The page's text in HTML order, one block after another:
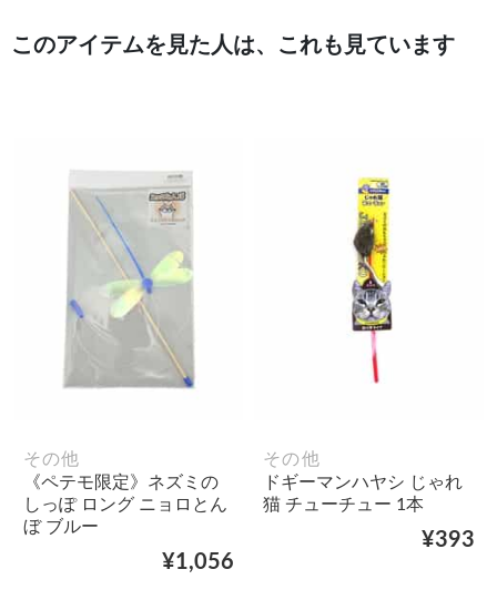
このアイテムを見た人は、これも見ています
その他
《ペテモ限定》ネズミの
しっぽ ロング ニョロとん
ぼ ブルー
¥1,056
その他
ドギーマンハヤシ じゃれ
猫 チューチュー 1本
¥393